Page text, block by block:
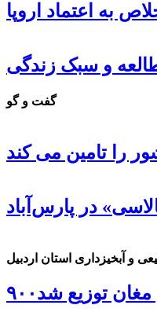
به اعتماد اروپا
و سبک زندگی
گفت و گو
در پارس‌آباد
مغان توزیع شد